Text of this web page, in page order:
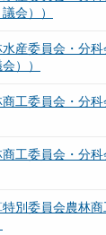
会））
産委員会・分科
））
工委員会・分科
工委員会・分科
別委員会農林商